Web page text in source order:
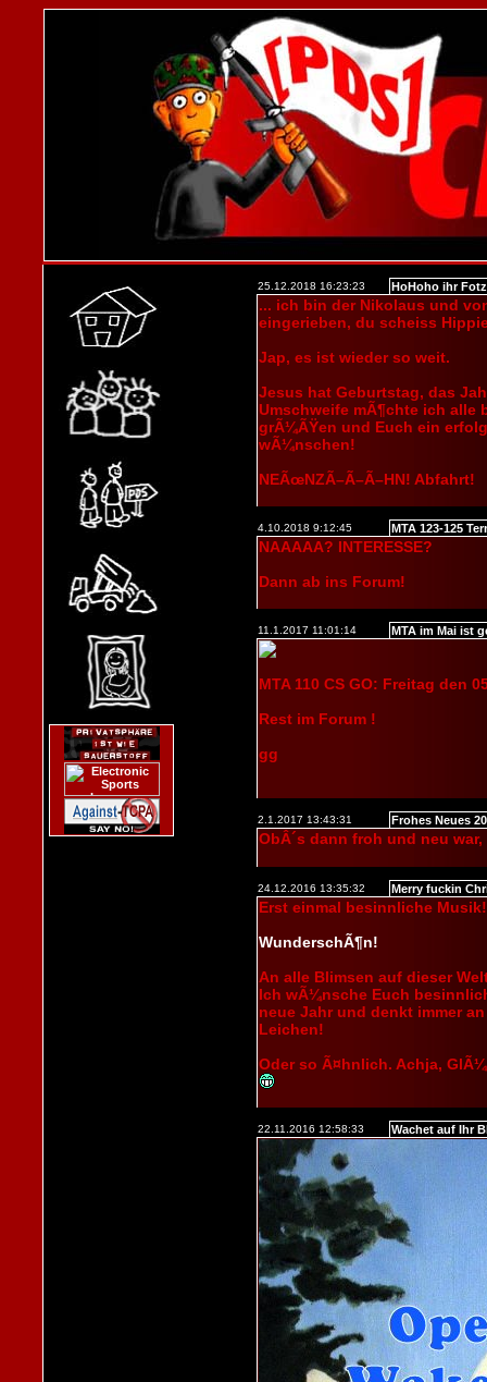
25.12.2018 16:23:23 HoHoho ihr
... ich bin der Nikolaus und
eingerieben, du scheiss
Jap, es ist wieder so weit.
Jesus hat Geburtstag, das
Umschweife mÃ¶chte ich alle
grÃ¼ÃŸen und Euch ein
wÃ¼nschen!
NEÃœNZÃ–Ã–Ã–HN! Abfahrt!
4.10.2018 9:12:45 MTA 123-125
NAAAAA? INTERESSE?
Dann ab ins Forum!
11.1.2017 11:01:14 MTA im Mai ist
MTA 110 CS GO: Freitag den
Rest im Forum !
gg
2.1.2017 13:43:31 Frohes Neues
ObÂ´s dann froh und neu
24.12.2016 13:35:32 Merry fuckin
Erst einmal besinnliche Musik!
WunderschÃ¶n!
An alle Blimsen auf dieser
Ich wÃ¼nsche Euch
neue Jahr und denkt immer
Leichen!
Oder so Ã¤hnlich. Achja,
22.11.2016 12:58:33 Wachet auf Ihr